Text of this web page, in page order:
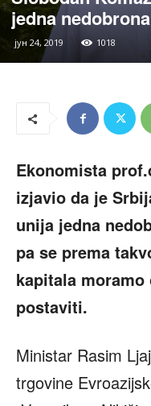
jedna
јун 24, 2019 1018
Ekonomista
izjavio da je
unija jedna
pa se prema
kapitala
postaviti.
Ministar Rasim
trgovine